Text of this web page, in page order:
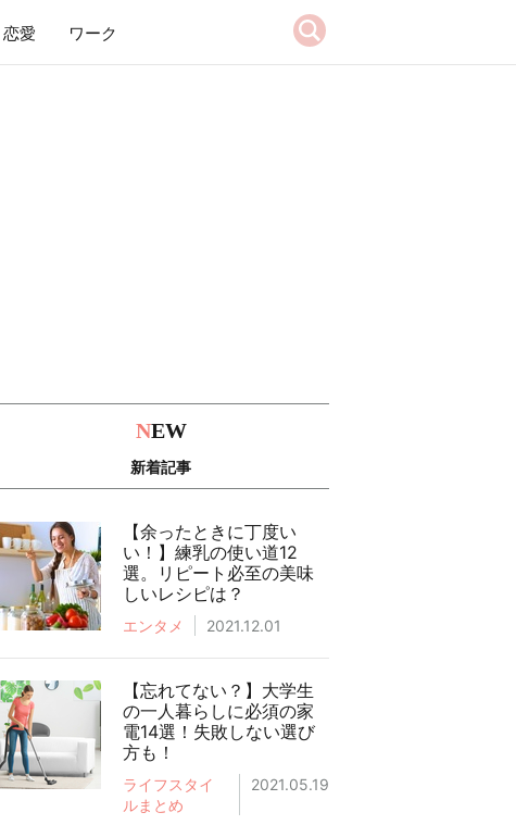
恋愛 ワーク
NEW
新着記事
【余ったときに丁度い
い！】練乳の使い道12
選。リピート必至の美味
しいレシピは？
エンタメ 2021.12.01
【忘れてない？】大学生
の一人暮らしに必須の家
電14選！失敗しない選び
方も！
ライフスタイ
ルまとめ
2021.05.19